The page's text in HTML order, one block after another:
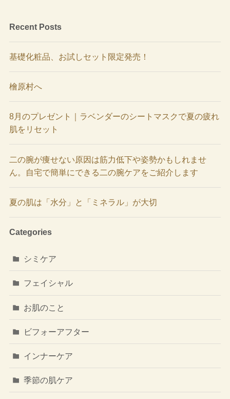
Recent Posts
基礎化粧品、お試しセット限定発売！
檜原村へ
8月のプレゼント｜ラベンダーのシートマスクで夏の疲れ
肌をリセット
二の腕が痩せない原因は筋力低下や姿勢かもしれませ
ん。自宅で簡単にできる二の腕ケアをご紹介します
夏の肌は「水分」と「ミネラル」が大切
Categories
シミケア
フェイシャル
お肌のこと
ビフォーアフター
インナーケア
季節の肌ケア